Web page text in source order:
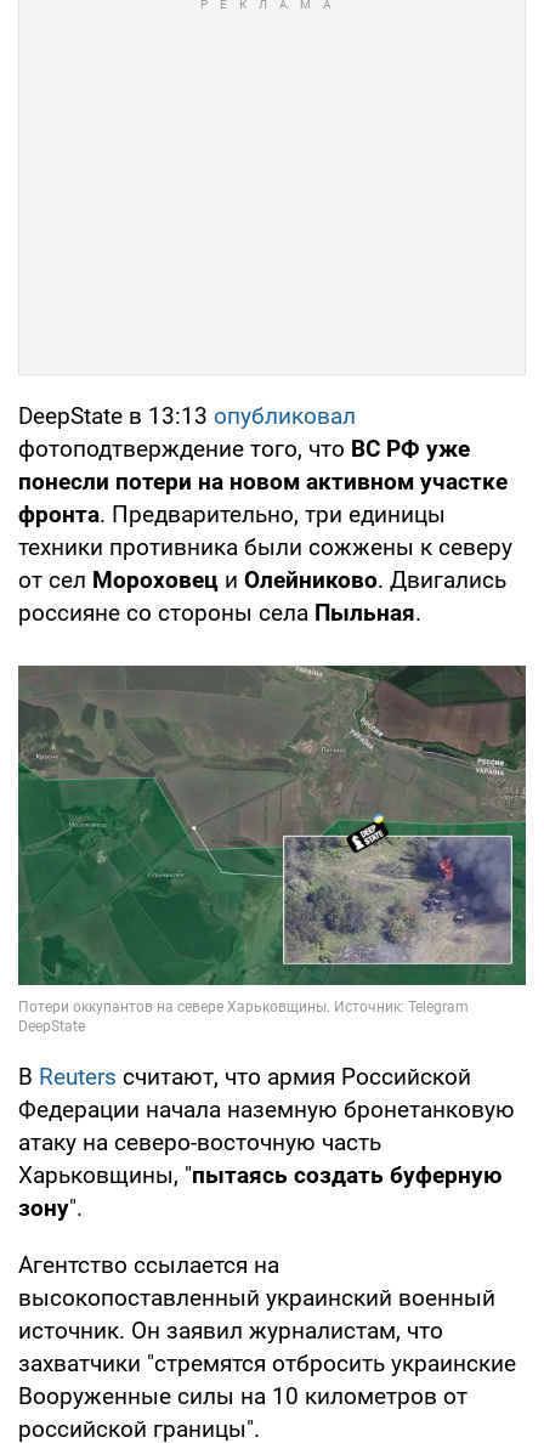
DeepState в 13:13 опубликовал
фотоподтверждение того, что ВС РФ уже
понесли потери на новом активном участке
фронта. Предварительно, три единицы
техники противника были сожжены к северу
от сел Мороховец и Олейниково. Двигались
россияне со стороны села Пыльная.
В Reuters считают, что армия Российской
Федерации начала наземную бронетанковую
атаку на северо-восточную часть
Харьковщины, "пытаясь создать буферную
зону".
Агентство ссылается на
высокопоставленный украинский военный
источник. Он заявил журналистам, что
захватчики "стремятся отбросить украинские
Вооруженные силы на 10 километров от
российской границы".